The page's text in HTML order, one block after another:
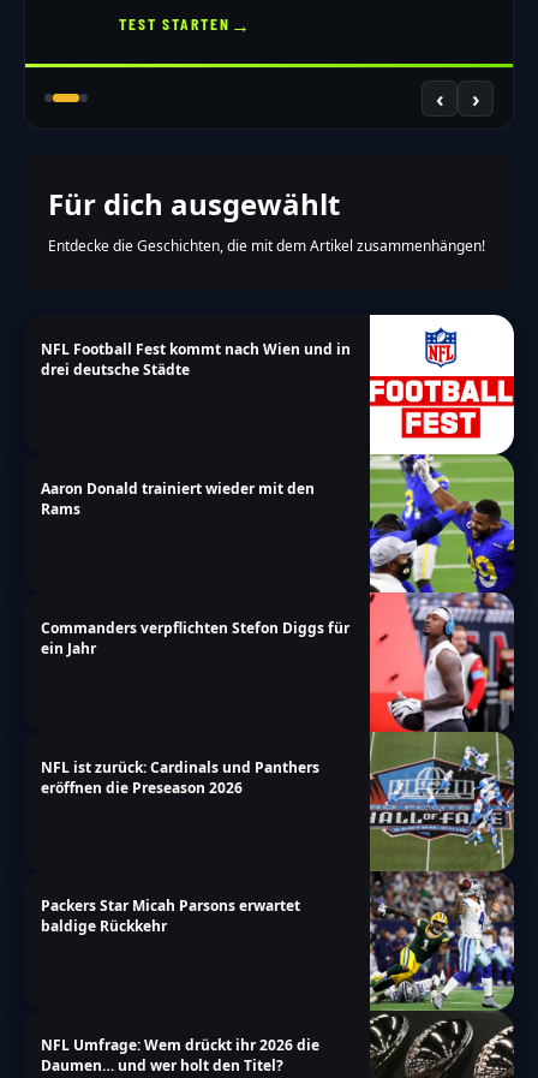
TEST STARTEN →
‹ ›
Für dich ausgewählt
Entdecke die Geschichten, die mit dem Artikel zusammenhängen!
NFL Football Fest kommt nach Wien und in
drei deutsche Städte
Aaron Donald trainiert wieder mit den
Rams
Commanders verpflichten Stefon Diggs für
ein Jahr
NFL ist zurück: Cardinals und Panthers
eröffnen die Preseason 2026
Packers Star Micah Parsons erwartet
baldige Rückkehr
NFL Umfrage: Wem drückt ihr 2026 die
Daumen… und wer holt den Titel?